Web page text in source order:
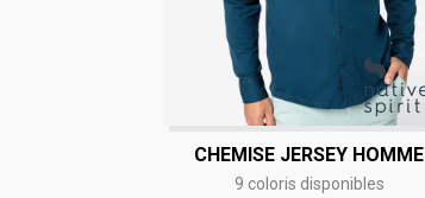
CHEMISE JERSEY HOMME
9 coloris disponibles